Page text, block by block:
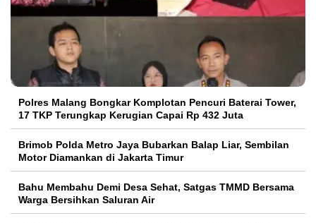
Polres Malang Bongkar Komplotan Pencuri Baterai Tower,
17 TKP Terungkap Kerugian Capai Rp 432 Juta
Brimob Polda Metro Jaya Bubarkan Balap Liar, Sembilan
Motor Diamankan di Jakarta Timur
Bahu Membahu Demi Desa Sehat, Satgas TMMD Bersama
Warga Bersihkan Saluran Air